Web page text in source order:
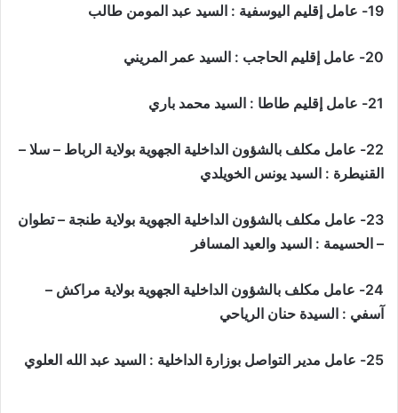
19- عامل إقليم اليوسفية : السيد عبد المومن طالب
20- عامل إقليم الحاجب : السيد عمر المريني
21- عامل إقليم طاطا : السيد محمد باري
22- عامل مكلف بالشؤون الداخلية الجهوية بولاية الرباط – سلا –
القنيطرة : السيد يونس الخويلدي
23- عامل مكلف بالشؤون الداخلية الجهوية بولاية طنجة – تطوان
– الحسيمة : السيد والعيد المسافر
24- عامل مكلف بالشؤون الداخلية الجهوية بولاية مراكش –
آسفي : السيدة حنان الرياحي
25- عامل مدير التواصل بوزارة الداخلية : السيد عبد الله العلوي